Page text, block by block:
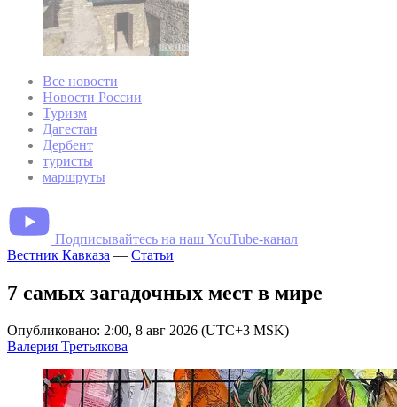
Все новости
Новости России
Туризм
Дагестан
Дербент
туристы
маршруты
Подписывайтесь на наш YouTube-канал
Вестник Кавказа — Статьи
7 самых загадочных мест в мире
Опубликовано: 2:00, 8 авг 2026 (UTC+3 MSK)
Валерия Третьякова